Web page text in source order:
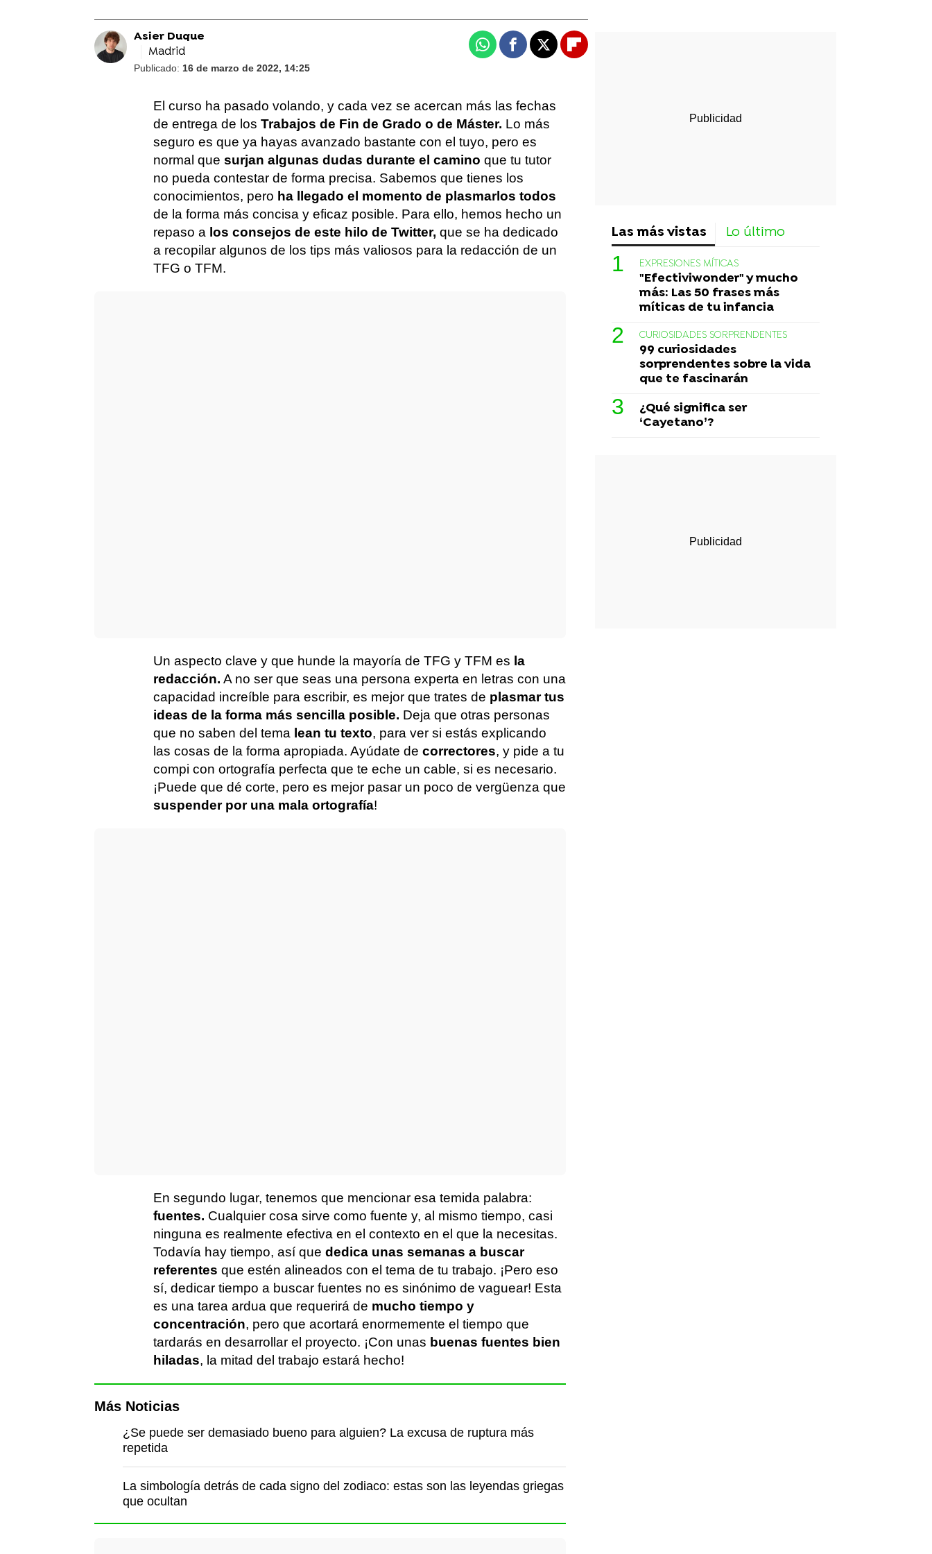
Asier Duque
Madrid
Publicado: 16 de marzo de 2022, 14:25
WhatsappFacebook
X Flipboard
El curso ha pasado volando, y cada vez se acercan más las fechas
de entrega de los Trabajos de Fin de Grado o de Máster. Lo más
seguro es que ya hayas avanzado bastante con el tuyo, pero es
normal que surjan algunas dudas durante el camino que tu tutor
no pueda contestar de forma precisa. Sabemos que tienes los
conocimientos, pero ha llegado el momento de plasmarlos todos
de la forma más concisa y eficaz posible. Para ello, hemos hecho un
repaso a los consejos de este hilo de Twitter, que se ha dedicado
a recopilar algunos de los tips más valiosos para la redacción de un
TFG o TFM.
Un aspecto clave y que hunde la mayoría de TFG y TFM es la
redacción. A no ser que seas una persona experta en letras con una
capacidad increíble para escribir, es mejor que trates de plasmar tus
ideas de la forma más sencilla posible. Deja que otras personas
que no saben del tema lean tu texto, para ver si estás explicando
las cosas de la forma apropiada. Ayúdate de correctores, y pide a tu
compi con ortografía perfecta que te eche un cable, si es necesario.
¡Puede que dé corte, pero es mejor pasar un poco de vergüenza que
suspender por una mala ortografía!
En segundo lugar, tenemos que mencionar esa temida palabra:
fuentes. Cualquier cosa sirve como fuente y, al mismo tiempo, casi
ninguna es realmente efectiva en el contexto en el que la necesitas.
Todavía hay tiempo, así que dedica unas semanas a buscar
referentes que estén alineados con el tema de tu trabajo. ¡Pero eso
sí, dedicar tiempo a buscar fuentes no es sinónimo de vaguear! Esta
es una tarea ardua que requerirá de mucho tiempo y
concentración, pero que acortará enormemente el tiempo que
tardarás en desarrollar el proyecto. ¡Con unas buenas fuentes bien
hiladas, la mitad del trabajo estará hecho!
Más Noticias
¿Se puede ser demasiado bueno para alguien? La excusa de ruptura más
repetida
La simbología detrás de cada signo del zodiaco: estas son las leyendas griegas
que ocultan
Las más vistas Lo último
EXPRESIONES MÍTICAS
"Efectiviwonder" y mucho
más: Las 50 frases más
míticas de tu infancia
CURIOSIDADES SORPRENDENTES
99 curiosidades
sorprendentes sobre la vida
que te fascinarán
¿Qué significa ser
‘Cayetano’?